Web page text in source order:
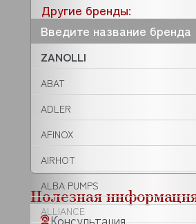
Другие бренды:
ZANOLLI
ABAT
ADLER
AFINOX
AIRHOT
ALBA PUMPS
ALLIANCE
Полезная
Консультация